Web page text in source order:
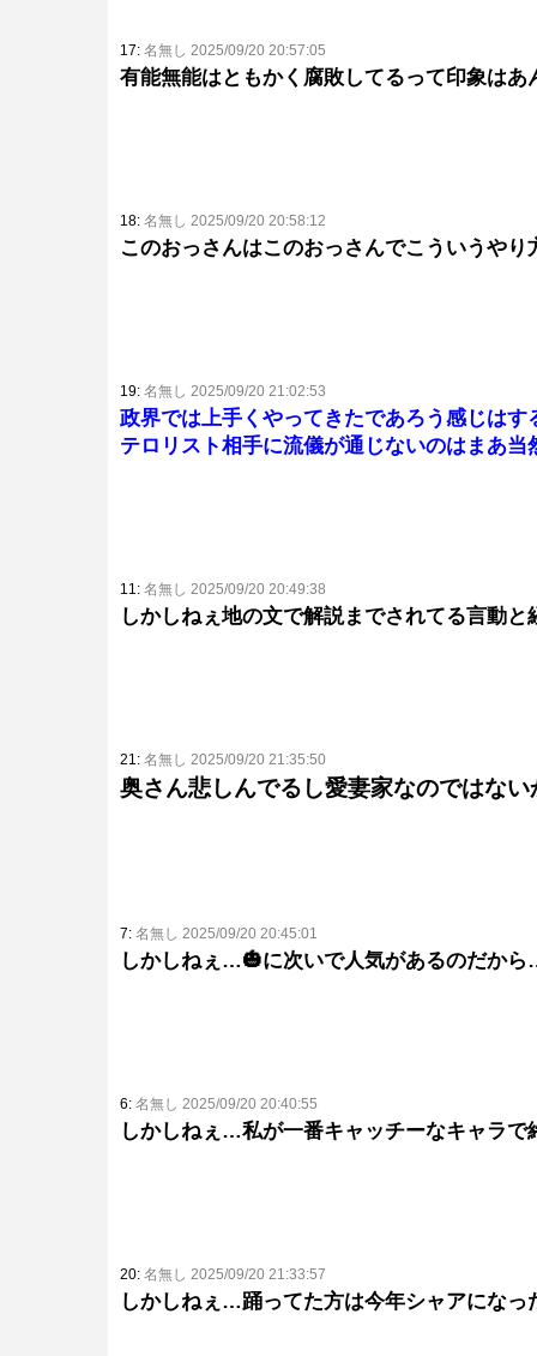
17: 名無し 2025/09/20 20:57:05
有能無能はともかく腐敗してるって印象は
18: 名無し 2025/09/20 20:58:12
このおっさんはこのおっさんでこういうや
19: 名無し 2025/09/20 21:02:53
政界では上手くやってきたであろう感じはす
テロリスト相手に流儀が通じないのはまあ当
11: 名無し 2025/09/20 20:49:38
しかしねぇ地の文で解説までされてる言動
21: 名無し 2025/09/20 21:35:50
奥さん悲しんでるし愛妻家なのではない
7: 名無し 2025/09/20 20:45:01
しかしねぇ…🎃に次いで人気があるのだか
6: 名無し 2025/09/20 20:40:55
しかしねぇ…私が一番キャッチーなキャラで
20: 名無し 2025/09/20 21:33:57
しかしねぇ…踊ってた方は今年シャアにな